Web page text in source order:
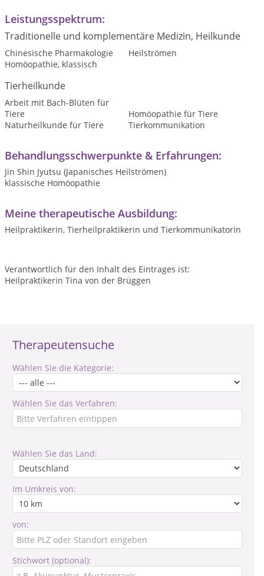
Therapeutensuche
Wählen Sie die Kategorie:
Wählen Sie das Verfahren:
Wählen Sie das Land:
Im Umkreis von:
von:
Stichwort (optional):
Leistungsspektrum:
Traditionelle und komplementäre Medizin, Heilkunde
Chinesische Pharmakologie
Heilströmen
Homöopathie, klassisch
Tierheilkunde
Arbeit mit Bach-Blüten für
Tiere
Homöopathie für Tiere
Naturheilkunde für Tiere
Tierkommunikation
Behandlungsschwerpunkte & Erfahrungen:
Jin Shin Jyutsu (Japanisches Heilströmen)
klassische Homöopathie
Meine therapeutische Ausbildung:
Heilpraktikerin, Tierheilpraktikerin und Tierkommunikatorin
Verantwortlich für den Inhalt des Eintrages ist:
Heilpraktikerin Tina von der Brüggen